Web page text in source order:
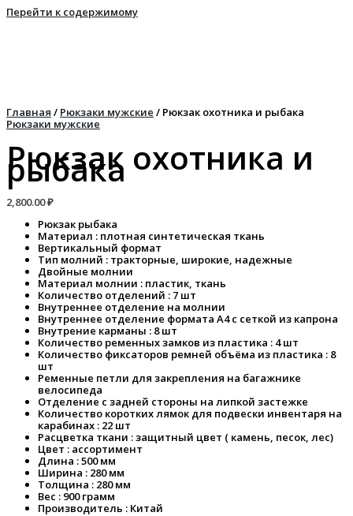
Перейти к содержимому
Главная / Рюкзаки мужские / Рюкзак охотника и рыбака
Рюкзаки мужские
Рюкзак охотника и
рыбака
2,800.00₽
Рюкзак рыбака
Материал : плотная синтетическая ткань
Вертикальный формат
Тип молний : тракторные, широкие, надежные
Двойные молнии
Материал молнии : пластик, ткань
Количество отделений : 7 шт
Внутреннее отделение на молнии
Внутреннее отделение формата А4 с сеткой из капрона
Внутрение карманы : 8 шт
Количество ременных замков из пластика : 4 шт
Количество фиксаторов ремней объёма из пластика : 8
шт
Ременные петли для закрепления на багажнике
велосипеда
Отделение с задней стороны на липкой застежке
Количество коротких лямок для подвески инвентаря на
карабинах : 22 шт
Расцветка ткани : защитный цвет ( камень, песок, лес)
Цвет : ассортимент
Длина : 500 мм
Ширина : 280 мм
Толщина : 280 мм
Вес : 900 грамм
Производитель : Китай